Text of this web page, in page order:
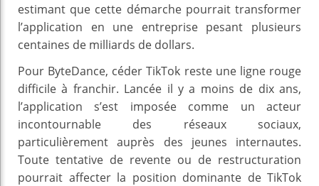
estimant que cette démarche pourrait transformer
l’application en une entreprise pesant plusieurs
centaines de milliards de dollars.
Pour ByteDance, céder TikTok reste une ligne rouge
difficile à franchir. Lancée il y a moins de dix ans,
l’application s’est imposée comme un acteur
incontournable des réseaux sociaux,
particulièrement auprès des jeunes internautes.
Toute tentative de revente ou de restructuration
pourrait affecter la position dominante de TikTok